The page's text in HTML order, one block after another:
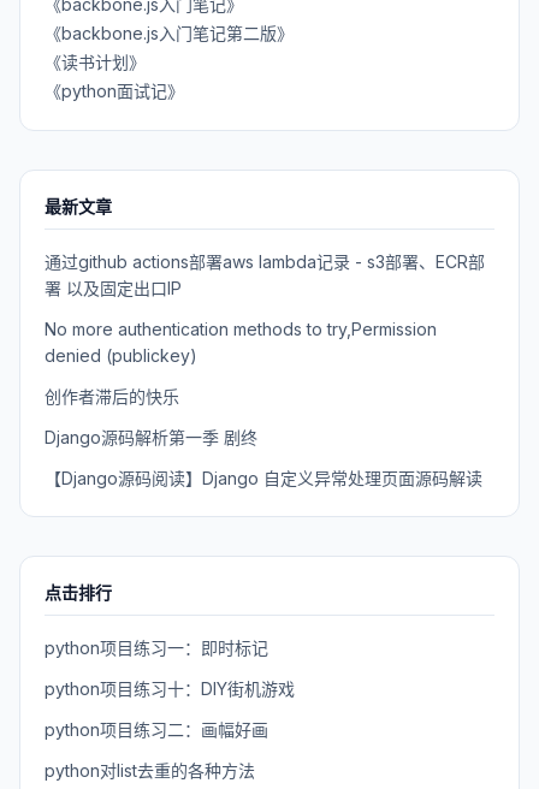
《backbone.js入门笔记》
《backbone.js入门笔记第二版》
《读书计划》
《python面试记》
最新文章
通过github actions部署aws lambda记录 - s3部署、ECR部
署 以及固定出口IP
No more authentication methods to try,Permission
denied (publickey)
创作者滞后的快乐
Django源码解析第一季 剧终
【Django源码阅读】Django 自定义异常处理页面源码解读
点击排行
python项目练习一：即时标记
python项目练习十：DIY街机游戏
python项目练习二：画幅好画
python对list去重的各种方法